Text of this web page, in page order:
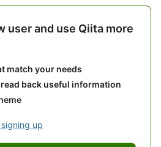
user and use Qiita more
match your needs
back useful information
up